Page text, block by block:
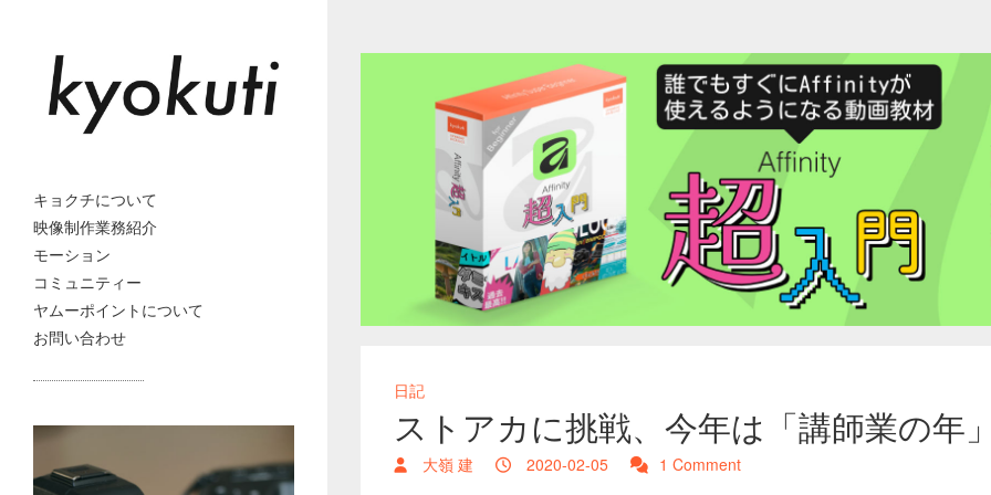
キョクチについて
映像制作業務紹介
モーション
コミュニティー
ヤムーポイントについて
お問い合わせ
日記
ストアカに挑戦、今年は「講師業の年
大嶺 建 2020-02-05 1 Comment